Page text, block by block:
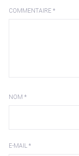
COMMENTAIRE *
NOM *
E-MAIL *